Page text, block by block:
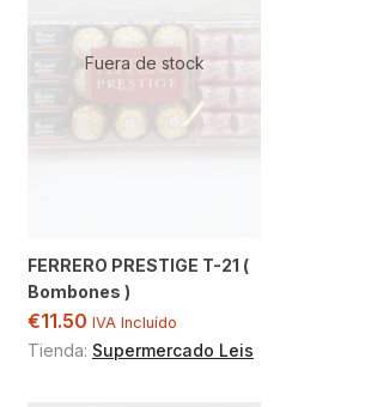
Fuera de stock
FERRERO PRESTIGE T-21 (
Bombones )
€11.50 IVA Incluído
Tienda: Supermercado Leis